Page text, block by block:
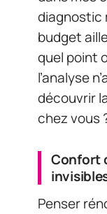
diagnostic
budget
quel point
l’analyse
découvrir
chez vous
Confort
Penser